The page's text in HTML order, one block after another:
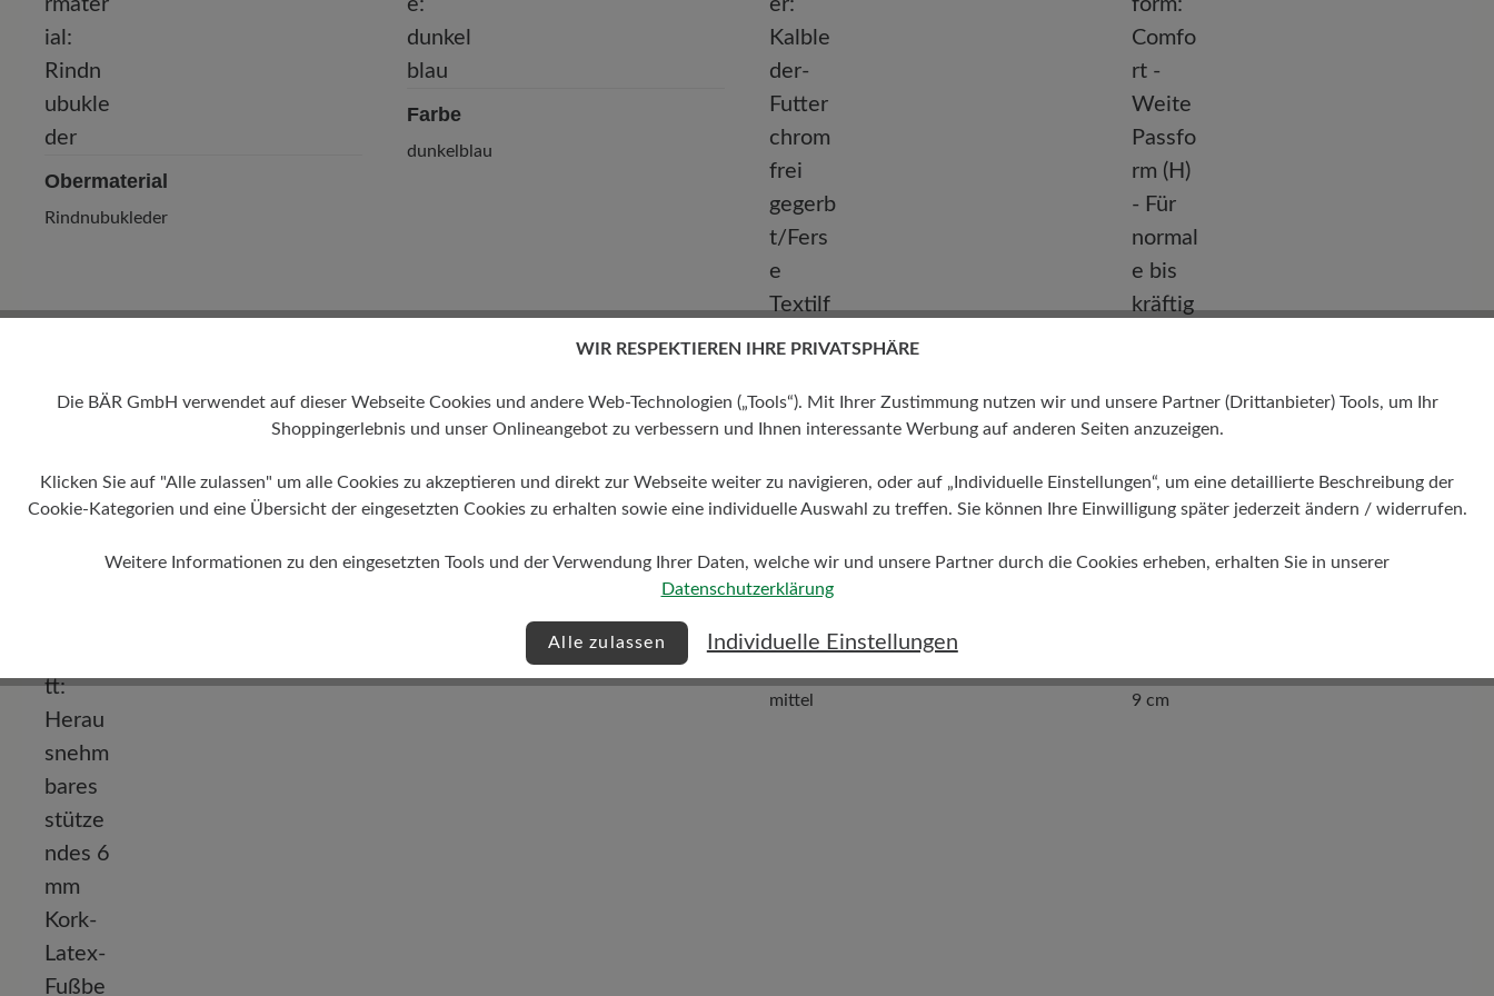
Telefon: 0800 51 65 65 56 (gebührenfrei)
Obermaterial
Rindnubukleder
Farbe
dunkelblau
Kalbleder-Futter chromfrei
gegerbt/Ferse Textilfutter
Comfort - Weite Passform (H) - Für
normale bis kräftige Füße
mittel 9 cm
WIR RESPEKTIEREN IHRE PRIVATSPHÄRE
Die BÄR GmbH verwendet auf dieser Webseite Cookies und andere Web-Technologien („Tools“). Mit Ihrer Zustimmung nutzen wir und unsere Partner (Drittanbieter) Tools, um Ihr
Shoppingerlebnis und unser Onlineangebot zu verbessern und Ihnen interessante Werbung auf anderen Seiten anzuzeigen.
Klicken Sie auf "Alle zulassen" um alle Cookies zu akzeptieren und direkt zur Webseite weiter zu navigieren, oder auf „Individuelle Einstellungen“, um eine detaillierte Beschreibung der
Cookie-Kategorien und eine Übersicht der eingesetzten Cookies zu erhalten sowie eine individuelle Auswahl zu treffen. Sie können Ihre Einwilligung später jederzeit ändern / widerrufen.
Weitere Informationen zu den eingesetzten Tools und der Verwendung Ihrer Daten, welche wir und unsere Partner durch die Cookies erheben, erhalten Sie in unserer
Datenschutzerklärung
Alle zulassen Individuelle Einstellungen